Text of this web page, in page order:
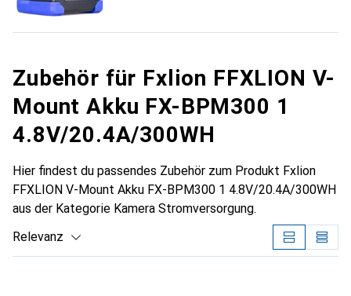
Zubehör für Fxlion FFXLION V-
Mount Akku FX-BPM300 1
4.8V/20.4A/300WH
Hier findest du passendes Zubehör zum Produkt Fxlion
FFXLION V-Mount Akku FX-BPM300 1 4.8V/20.4A/300WH
aus der Kategorie Kamera Stromversorgung.
Relevanz